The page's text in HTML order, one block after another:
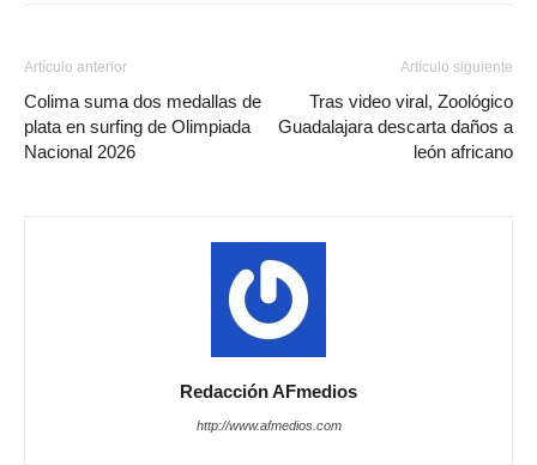
Artículo anterior
Colima suma dos medallas de
plata en surfing de Olimpiada
Nacional 2026
Artículo siguiente
Tras video viral, Zoológico
Guadalajara descarta daños a
león africano
Redacción AFmedios
http://www.afmedios.com